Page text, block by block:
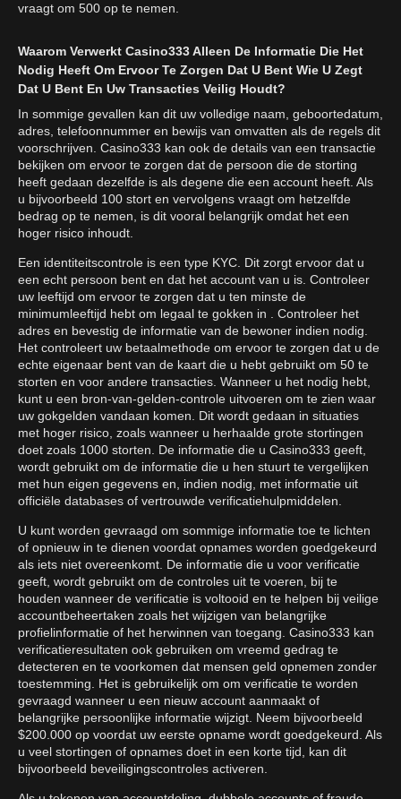
vraagt om 500 op te nemen.
Waarom Verwerkt Casino333 Alleen De Informatie Die Het
Nodig Heeft Om Ervoor Te Zorgen Dat U Bent Wie U Zegt
Dat U Bent En Uw Transacties Veilig Houdt?
In sommige gevallen kan dit uw volledige naam, geboortedatum,
adres, telefoonnummer en bewijs van omvatten als de regels dit
voorschrijven. Casino333 kan ook de details van een transactie
bekijken om ervoor te zorgen dat de persoon die de storting
heeft gedaan dezelfde is als degene die een account heeft. Als
u bijvoorbeeld 100 stort en vervolgens vraagt om hetzelfde
bedrag op te nemen, is dit vooral belangrijk omdat het een
hoger risico inhoudt.
Een identiteitscontrole is een type KYC. Dit zorgt ervoor dat u
een echt persoon bent en dat het account van u is. Controleer
uw leeftijd om ervoor te zorgen dat u ten minste de
minimumleeftijd hebt om legaal te gokken in . Controleer het
adres en bevestig de informatie van de bewoner indien nodig.
Het controleert uw betaalmethode om ervoor te zorgen dat u de
echte eigenaar bent van de kaart die u hebt gebruikt om 50 te
storten en voor andere transacties. Wanneer u het nodig hebt,
kunt u een bron-van-gelden-controle uitvoeren om te zien waar
uw gokgelden vandaan komen. Dit wordt gedaan in situaties
met hoger risico, zoals wanneer u herhaalde grote stortingen
doet zoals 1000 storten. De informatie die u Casino333 geeft,
wordt gebruikt om de informatie die u hen stuurt te vergelijken
met hun eigen gegevens en, indien nodig, met informatie uit
officiële databases of vertrouwde verificatiehulpmiddelen.
U kunt worden gevraagd om sommige informatie toe te lichten
of opnieuw in te dienen voordat opnames worden goedgekeurd
als iets niet overeenkomt. De informatie die u voor verificatie
geeft, wordt gebruikt om de controles uit te voeren, bij te
houden wanneer de verificatie is voltooid en te helpen bij veilige
accountbeheertaken zoals het wijzigen van belangrijke
profielinformatie of het herwinnen van toegang. Casino333 kan
verificatieresultaten ook gebruiken om vreemd gedrag te
detecteren en te voorkomen dat mensen geld opnemen zonder
toestemming. Het is gebruikelijk om om verificatie te worden
gevraagd wanneer u een nieuw account aanmaakt of
belangrijke persoonlijke informatie wijzigt. Neem bijvoorbeeld
$200.000 op voordat uw eerste opname wordt goedgekeurd. Als
u veel stortingen of opnames doet in een korte tijd, kan dit
bijvoorbeeld beveiligingscontroles activeren.